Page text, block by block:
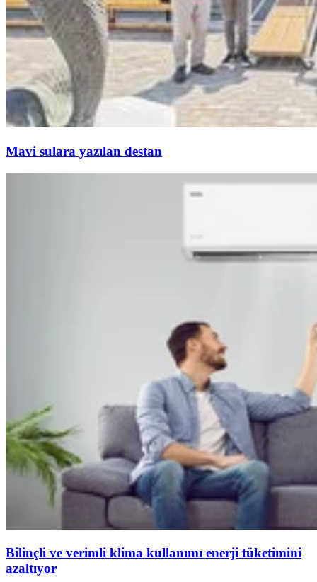
Mavi sulara yazılan destan
Bilinçli ve verimli klima kullanımı enerji tüketimini
azaltıyor